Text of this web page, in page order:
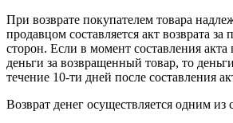
При возврате покупателем товара
продавцом составляется акт возврата
сторон. Если в момент составления акта
деньги за возвращенный товар, то
течение 10-ти дней после составления
Возврат денег осуществляется одним